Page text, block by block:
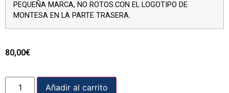
PEQUEÑA MARCA, NO ROTOS.CON EL LOGOTIPO DE
MONTESA EN LA PARTE TRASERA.
80,00€
Añadir al carrito